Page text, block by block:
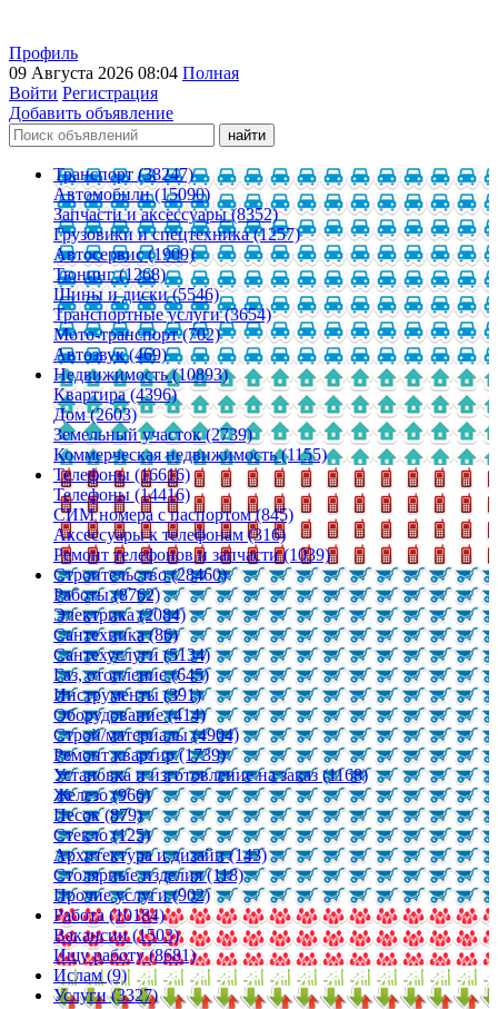
Профиль
09 Августа 2026 08:04 Полная
Войти Регистрация
Добавить объявление
Транспорт (38247)
Автомобили (15090)
Запчасти и аксессуары (8352)
Грузовики и спецтехника (1257)
Автосервис (1909)
Тюнинг (1268)
Шины и диски (5546)
Транспортные услуги (3654)
Мото-транспорт (702)
Автозвук (469)
Недвижимость (10893)
Квартира (4396)
Дом (2603)
Земельный участок (2739)
Коммерческая недвижимость (1155)
Телефоны (16616)
Телефоны (14416)
СИМ номера с паспортом (845)
Аксессуары к телефонам (316)
Ремонт телефонов и запчасти (1039)
Строительство (28460)
Работы (8762)
Электрика (2084)
Сантехника (86)
Сантехуслуги (5134)
Газ, отопление (645)
Инструменты (391)
Оборудование (414)
Строй/материалы (4904)
Ремонт квартир (1739)
Установка и изготовление на заказ (1168)
Железо (966)
Песок (879)
Стекло (125)
Архитектура и дизайн (143)
Столярные изделия (118)
Прочие услуги (902)
Работа (10184)
Вакансии (1503)
Ищу работу (8681)
Ислам (9)
Услуги (3327)